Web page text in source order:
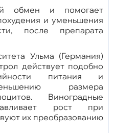
обмен и помогает
и уменьшения
после препарата
Ульма (Германия)
действует подобно
питания и
размера
Виноградные
рост при
их преобразованию